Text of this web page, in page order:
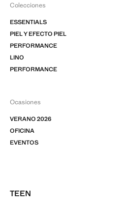
Colecciones
ESSENTIALS
PIEL Y EFECTO PIEL
PERFORMANCE
LINO
PERFORMANCE
Ocasiones
VERANO 2026
OFICINA
EVENTOS
TEEN